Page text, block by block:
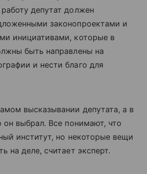
депутат должен
законопроектами и
инициативами, которые в
быть направлены на
и нести благо для
высказывании депутата, а в
он выбрал. Все понимают, что
институт, но некоторые вещи
на деле, считает эксперт.